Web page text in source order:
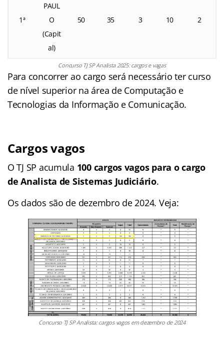
1ª
PAUL
O
(Capit
al)
50 35 3 10 2
Concurso TJ SP Analista 2025: cargos e vagas
Para concorrer ao cargo será necessário ter curso
de nível superior na área de Computação e
Tecnologias da Informação e Comunicação.
Cargos vagos
O TJ SP acumula 100 cargos vagos para o cargo
de Analista de Sistemas Judiciário.
Os dados são de dezembro de 2024. Veja:
Concurso TJ SP Analista: cargos vagos em dezembro de 2024